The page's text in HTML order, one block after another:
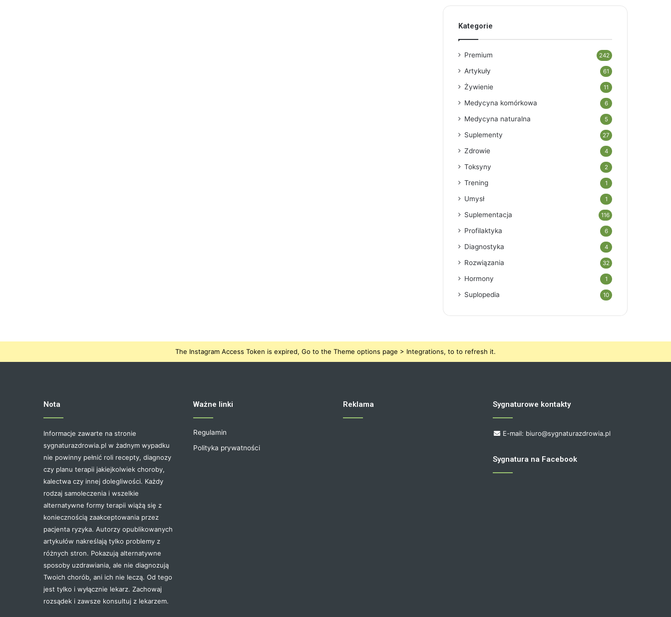
Kategorie
Premium 242
Artykuły 61
Żywienie 11
Medycyna komórkowa 6
Medycyna naturalna 5
Suplementy 27
Zdrowie 4
Toksyny 2
Trening 1
Umysł 1
Suplementacja 116
Profilaktyka 6
Diagnostyka 4
Rozwiązania 32
Hormony 1
Suplopedia 10
The Instagram Access Token is expired, Go to the Theme options page > Integrations, to to refresh it.
Nota
Informacje zawarte na stronie
sygnaturazdrowia.pl w żadnym wypadku
nie powinny pełnić roli recepty, diagnozy
czy planu terapii jakiejkolwiek choroby,
kalectwa czy innej dolegliwości. Każdy
rodzaj samoleczenia i wszelkie
alternatywne formy terapii wiążą się z
koniecznością zaakceptowania przez
pacjenta ryzyka. Autorzy opublikowanych
artykułów nakreślają tylko problemy z
różnych stron. Pokazują alternatywne
sposoby uzdrawiania, ale nie diagnozują
Twoich chorób, ani ich nie leczą. Od tego
jest tylko i wyłącznie lekarz. Zachowaj
rozsądek i zawsze konsultuj z lekarzem.
Ważne linki
Regulamin
Polityka prywatności
Reklama Sygnaturowe kontakty
E-mail: biuro@sygnaturazdrowia.pl
Sygnatura na Facebook